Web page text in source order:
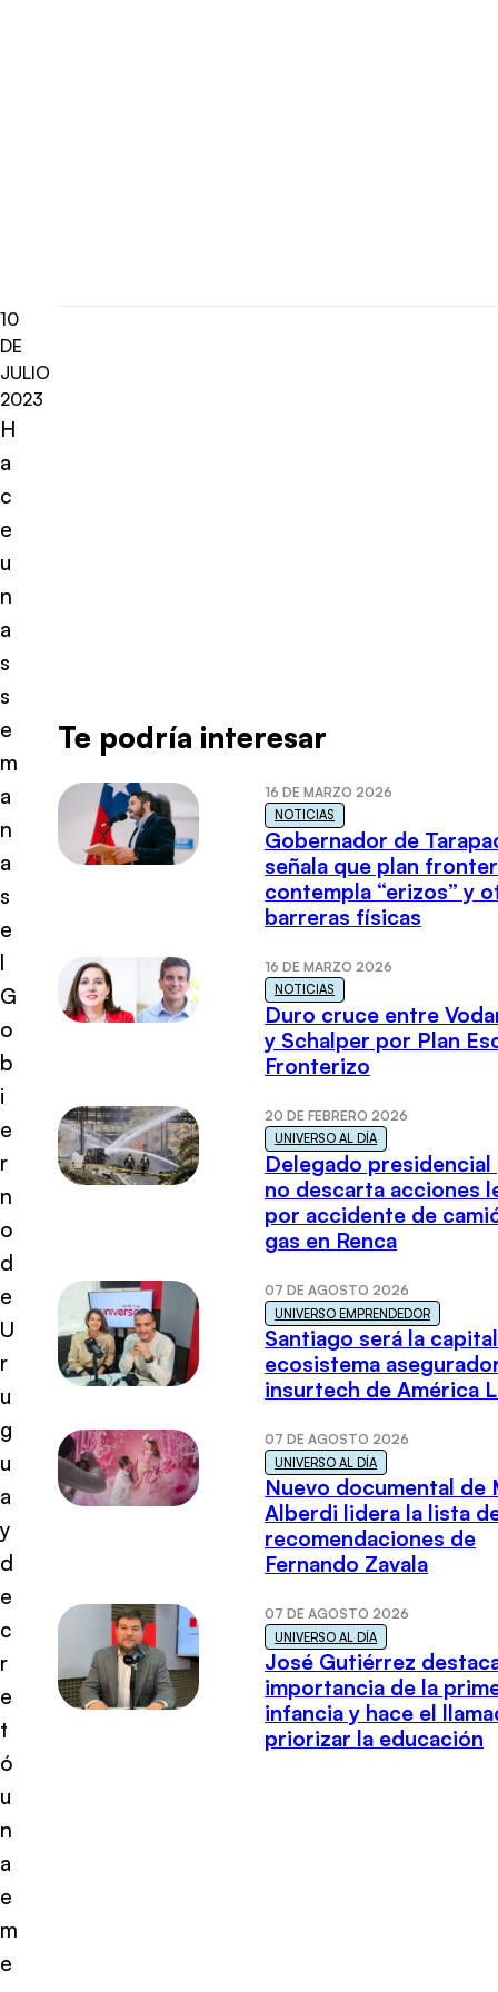
10
DE
JULIO
2023
H
a
c
e
u
n
a
s
s
e
m
a
n
a
s
e
l
G
o
b
i
e
r
n
o
d
e
U
r
u
g
u
a
y
d
e
c
r
e
t
ó
u
n
a
e
m
e
Te podría interesar
16 DE MARZO 2026
NOTICIAS
Gobernador de
señala que plan
contempla “erizos” y
barreras físicas
16 DE MARZO 2026
NOTICIAS
Duro cruce entre
y Schalper por Plan
Fronterizo
20 DE FEBRERO 2026
UNIVERSO AL DÍA
Delegado presidencial
no descarta acciones
por accidente de
gas en Renca
07 DE AGOSTO 2026
UNIVERSO EMPRENDEDOR
Santiago será la
ecosistema
insurtech de América
07 DE AGOSTO 2026
UNIVERSO AL DÍA
Nuevo documental de
Alberdi lidera la lista
recomendaciones de
Fernando Zavala
07 DE AGOSTO 2026
UNIVERSO AL DÍA
José Gutiérrez
importancia de la
infancia y hace el
priorizar la educación